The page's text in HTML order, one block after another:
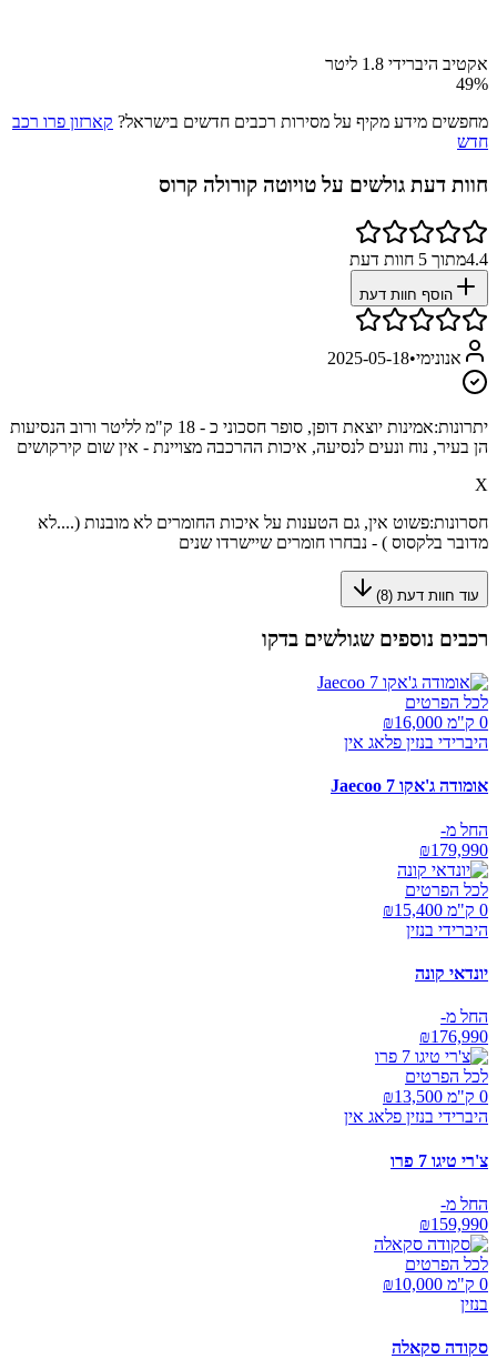
אקטיב היברידי 1.8 ליטר
49%
מחפשים מידע מקיף על מסירות רכבים חדשים בישראל? קארזון פרו רכב
חדש
חוות דעת גולשים על טויוטה קורולה קרוס
4.4מתוך 5 חוות דעת
הוסף חוות דעת
אנונימי•
2025-05-18
יתרונות:
אמינות יוצאת דופן, סופר חסכוני כ - 18 ק"מ לליטר ורוב הנסיעות
הן בעיר, נוח ונעים לנסיעה, איכות ההרכבה מצויינת - אין שום קירקושים
X
חסרונות:פשוט אין, גם הטענות על איכות החומרים לא מובנות (....לא
מדובר בלקסוס ) - נבחרו חומרים שיישרדו שנים
עוד חוות דעת (8
)
רכבים נוספים שגולשים בדקו
לכל הפרטים
0 ק"מ ₪
16,000
היברידי בנזין פלאג אין
אומודה ג'אקו Jaecoo 7
החל מ-
₪179,990
לכל הפרטים
0 ק"מ ₪
15,400
היברידי בנזין
יונדאי קונה
החל מ-
₪176,990
לכל הפרטים
0 ק"מ ₪
13,500
היברידי בנזין פלאג אין
צ'רי טיגו 7 פרו
החל מ-
₪159,990
לכל הפרטים
0 ק"מ ₪
10,000
בנזין
סקודה סקאלה